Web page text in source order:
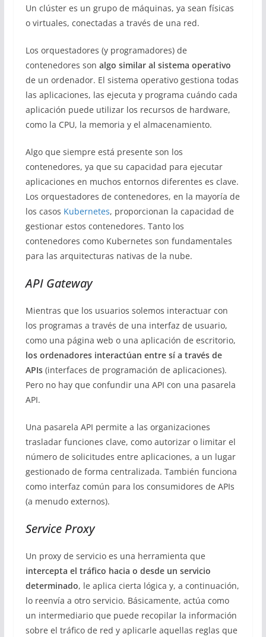
Un clúster es un grupo de máquinas, ya sean físicas
o virtuales, conectadas a través de una red.
Los orquestadores (y programadores) de
contenedores son algo similar al sistema operativo
de un ordenador. El sistema operativo gestiona todas
las aplicaciones, las ejecuta y programa cuándo cada
aplicación puede utilizar los recursos de hardware,
como la CPU, la memoria y el almacenamiento.
Algo que siempre está presente son los
contenedores, ya que su capacidad para ejecutar
aplicaciones en muchos entornos diferentes es clave.
Los orquestadores de contenedores, en la mayoría de
los casos Kubernetes, proporcionan la capacidad de
gestionar estos contenedores. Tanto los
contenedores como Kubernetes son fundamentales
para las arquitecturas nativas de la nube.
API Gateway
Mientras que los usuarios solemos interactuar con
los programas a través de una interfaz de usuario,
como una página web o una aplicación de escritorio,
los ordenadores interactúan entre sí a través de
APIs(interfaces de programación de aplicaciones).
Pero no hay que confundir una API con una pasarela
API.
Una pasarela API permite a las organizaciones
trasladar funciones clave, como autorizar o limitar el
número de solicitudes entre aplicaciones, a un lugar
gestionado de forma centralizada. También funciona
como interfaz común para los consumidores de APIs
(a menudo externos).
Service Proxy
Un proxy de servicio es una herramienta que
intercepta el tráfico hacia o desde un servicio
determinado, le aplica cierta lógica y, a continuación,
lo reenvía a otro servicio. Básicamente, actúa como
un intermediario que puede recopilar la información
sobre el tráfico de red y aplicarle aquellas reglas que